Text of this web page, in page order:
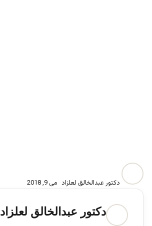
دکتور عبدالخالق لعلزاد می 9, 2018
دکتور عبدالخالق لعلزاد